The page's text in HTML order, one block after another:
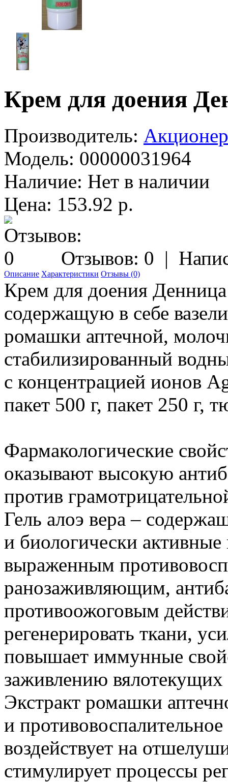
Крем для доения
Производитель:
Модель: 00000031964
Наличие: Нет в наличии
Цена: 153.92 р.
Отзывов: 0 |
Описание Характеристики Отзывы (0)
Крем для доения
содержащую в себе
ромашки аптечной,
стабилизированный
с концентрацией ионов
пакет 500 г, пакет 250 г,
Фармакологические
оказывают высокую
против
Гель алоэ вера –
и биологически активные
выраженным
ранозаживляющим,
противоожоговым
регенерировать ткани,
повышает иммунные
заживлению
Экстракт ромашки
и
воздействует на
стимулирует процессы